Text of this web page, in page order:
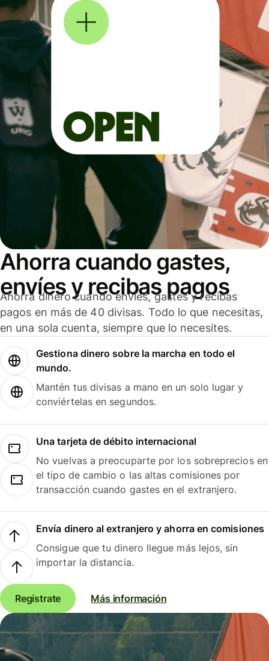
Ahorra cuando gastes,
envíes y recibas pagos
Ahorra dinero cuando envíes, gastes y recibas
pagos en más de 40 divisas. Todo lo que necesitas,
en una sola cuenta, siempre que lo necesites.
Gestiona dinero sobre la marcha en todo el
mundo.
Mantén tus divisas a mano en un solo lugar y
conviértelas en segundos.
Una tarjeta de débito internacional
No vuelvas a preocuparte por los sobreprecios en
el tipo de cambio o las altas comisiones por
transacción cuando gastes en el extranjero.
Envía dinero al extranjero y ahorra en comisiones
Consigue que tu dinero llegue más lejos, sin
importar la distancia.
Regístrate Más información